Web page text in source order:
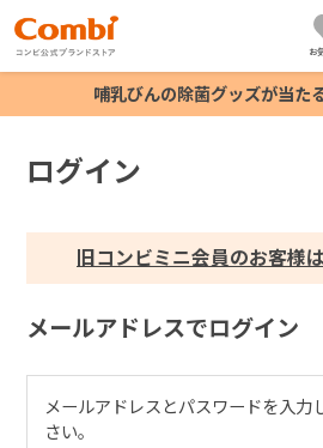
お
哺乳びんの除菌グッズが当た
ログイン
旧コンビミニ会員のお客様
メールアドレスでログイン
メールアドレスとパスワードを入力
さい。